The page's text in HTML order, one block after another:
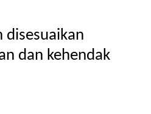
disesuaikan
dan kehendak